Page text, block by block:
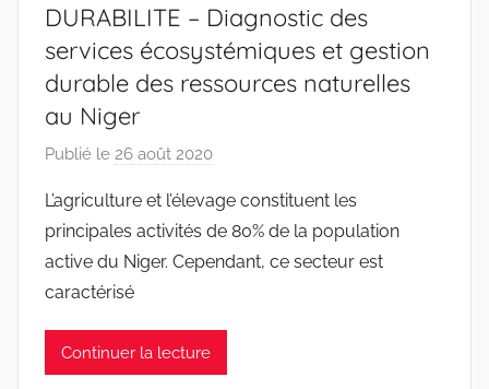
DURABILITE – Diagnostic des
services écosystémiques et gestion
durable des ressources naturelles
au Niger
Publié le 26 août 2020
r
r
a
L’agriculture et l’élevage constituent les
principales activités de 80% de la population
active du Niger. Cependant, ce secteur est
caractérisé
Continuer la lecture